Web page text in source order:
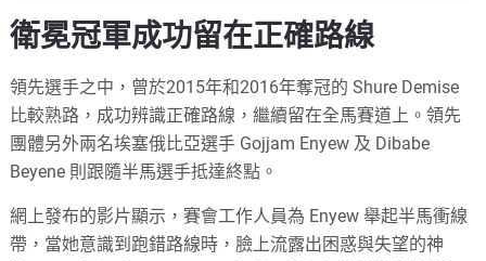
衛冕冠軍成功留在正確路線
領先選手之中，曾於2015年和2016年奪冠的 Shure Demise
比較熟路，成功辨識正確路線，繼續留在全馬賽道上。領先
團體另外兩名埃塞俄比亞選手 Gojjam Enyew 及 Dibabe
Beyene 則跟隨半馬選手抵達終點。
網上發布的影片顯示，賽會工作人員為 Enyew 舉起半馬衝線
帶，當她意識到跑錯路線時，臉上流露出困惑與失望的神